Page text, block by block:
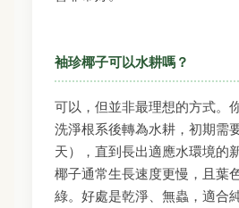
袖珍椰子可以水耕嗎？
可以，但並非最理想的方式。
洗淨根系後轉為水耕，初期需
天），直到長出適應水環境的
椰子通常生長速度更慢，且葉
綠。好處是乾淨、無蟲，適合